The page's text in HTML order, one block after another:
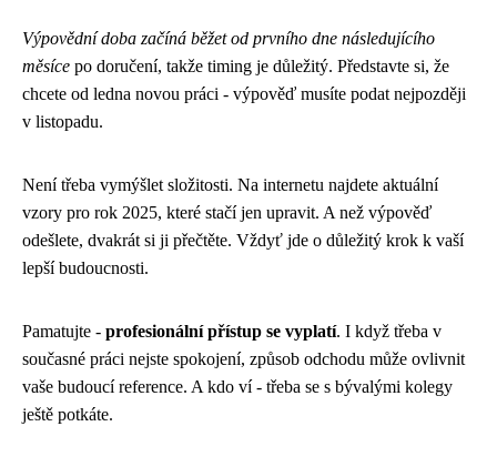
Výpovědní doba začíná běžet od prvního dne následujícího
měsíce po doručení, takže timing je důležitý. Představte si, že
chcete od ledna novou práci - výpověď musíte podat nejpozději
v listopadu.
Není třeba vymýšlet složitosti. Na internetu najdete aktuální
vzory pro rok 2025, které stačí jen upravit. A než výpověď
odešlete, dvakrát si ji přečtěte. Vždyť jde o důležitý krok k vaší
lepší budoucnosti.
Pamatujte - profesionální přístup se vyplatí. I když třeba v
současné práci nejste spokojení, způsob odchodu může ovlivnit
vaše budoucí reference. A kdo ví - třeba se s bývalými kolegy
ještě potkáte.